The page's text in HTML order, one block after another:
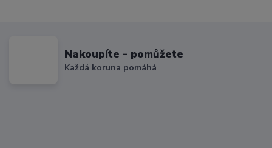
Nakoupíte - pomůžete
Každá koruna pomáhá